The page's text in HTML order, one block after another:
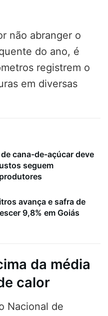
não abranger o
do ano, é
registrem o
em diversas
cana-de-açúcar deve
seguem
avança e safra de
9,8% em Goiás
da média
calor
Nacional de